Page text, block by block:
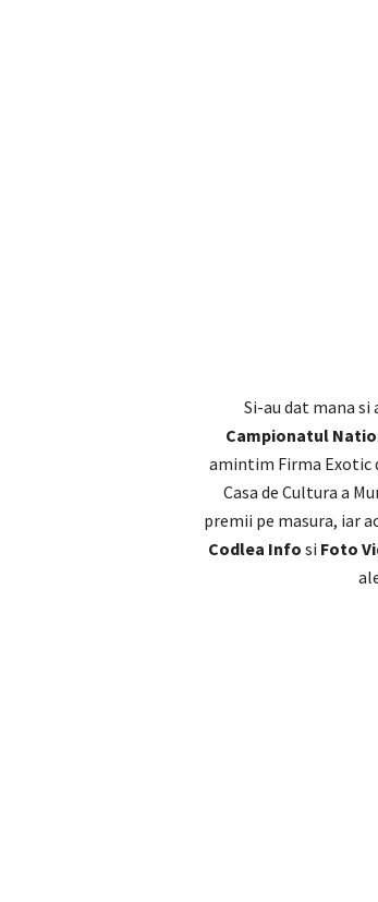
Si-au dat mana
Campionatul
amintim Firma Exotic
Casa de Cultura a
premii pe masura, iar
Codlea Info si Foto